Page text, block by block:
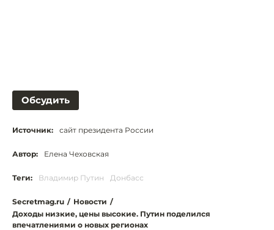
Обсудить
Источник: сайт президента России
Автор: Елена Чеховская
Теги: Владимир Путин Донбасс
Secretmag.ru / Новости /
Доходы низкие, цены высокие. Путин поделился
впечатлениями о новых регионах